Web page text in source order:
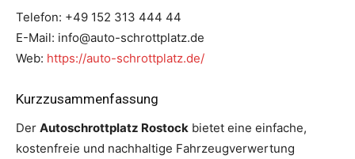
Telefon: +49 152 313 444 44
E-Mail: info@auto-schrottplatz.de
Web: https://auto-schrottplatz.de/
Kurzzusammenfassung
Der Autoschrottplatz Rostock bietet eine einfache,
kostenfreie und nachhaltige Fahrzeugverwertung